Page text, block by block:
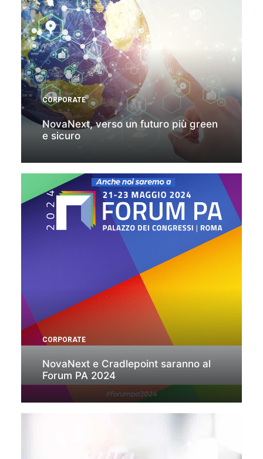
CORPORATE
NovaNext, verso un futuro più green
e sicuro
CORPORATE
NovaNext e Cradlepoint saranno al
Forum PA 2024